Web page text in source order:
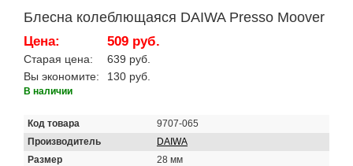
Блесна колеблющаяся DAIWA Presso Moover
Цена: 509 руб.
Старая цена:
639 руб.
Вы экономите:
130 руб.
В наличии
Код товара
9707-065
Производитель
DAIWA
Размер
28 мм